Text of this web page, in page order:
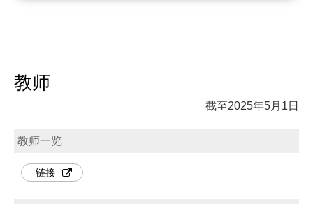
教师
截至2025年5月1日
教师一览
链接